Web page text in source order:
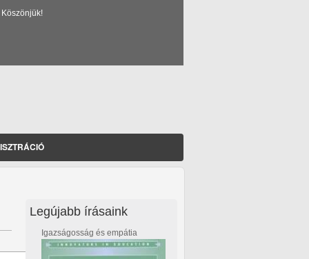
Legújabb írásaink
Igazságosság és empátia